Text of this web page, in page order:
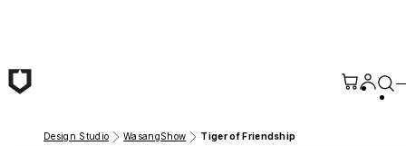
Design Studio WasangShow Tiger of Friendship